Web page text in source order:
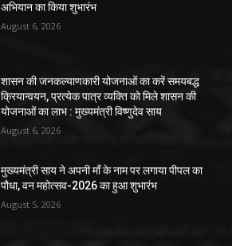
अभियान का किया शुभारंभ
August 6, 2026
शासन की जनकल्याणकारी योजनाओं का करें समयबद्ध
क्रियान्वयन, प्रत्येक पात्र व्यक्ति को मिले शासन की
योजनाओं का लाभ : मुख्यमंत्री विष्णुदेव साय
August 6, 2026
मुख्यमंत्री साय ने अपनी माँ के नाम पर लगाया पीपल का
पौधा, वन महोत्सव-2026 का हुआ शुभारंभ
August 5, 2026